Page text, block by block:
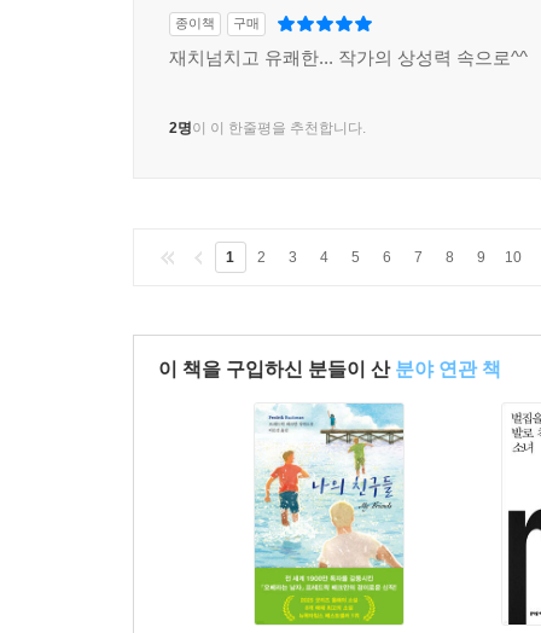
종이책 구매
재치넘치고 유쾌한... 작가의 상성력 속으로^^
2명이 이 한줄평을 추천합니다.
1 2 3 4 5 6 7 8 9 10
이 책을 구입하신 분들이 산 분야 연관 책